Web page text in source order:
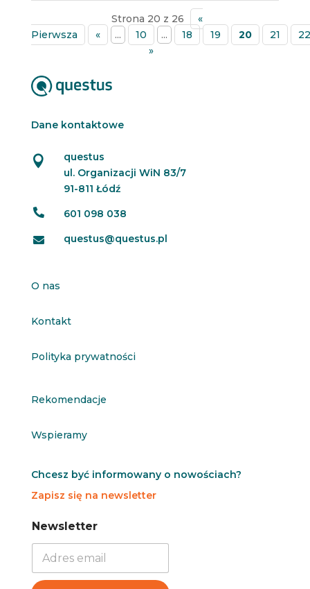
Strona 20 z 26
«
Pierwsza
« ... 10 ... 18 19 20 21
22
»
Dane kontaktowe

questus
ul. Organizacji WiN 83/7
91-811 Łódź
 601 098 038
 questus@questus.pl
O nas
Kontakt
Polityka prywatności
Rekomendacje
Wspieramy
Chcesz być informowany o nowościach?
Zapisz się na newsletter
N
N
Newsletter